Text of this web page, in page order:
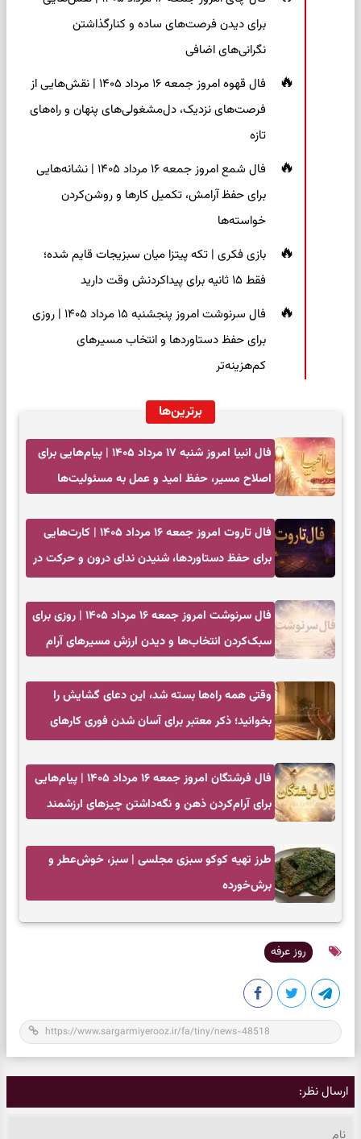
برای دیدن فرصت‌های ساده و کنارگذاشتن
نگرانی‌های اضافی
فال قهوه امروز جمعه ۱۶ مرداد ۱۴۰۵ | نقش‌هایی از
فرصت‌های نزدیک، دل‌مشغولی‌های پنهان و راه‌های
تازه
فال شمع امروز جمعه ۱۶ مرداد ۱۴۰۵ | نشانه‌هایی
برای حفظ آرامش، تکمیل کارها و روشن‌کردن
خواسته‌ها
بازی فکری | تکه پیتزا میان سبزیجات قایم شده؛
فقط ۱۵ ثانیه برای پیداکردنش وقت دارید
فال سرنوشت امروز پنجشنبه ۱۵ مرداد ۱۴۰۵ | روزی
برای حفظ دستاوردها و انتخاب مسیرهای
کم‌هزینه‌تر
برترین‌ها
فال انبیا امروز شنبه ۱۷ مرداد ۱۴۰۵ | پیام‌هایی برای
اصلاح مسیر، حفظ امید و عمل به مسئولیت‌ها
فال تاروت امروز جمعه ۱۶ مرداد ۱۴۰۵ | کارت‌هایی
برای حفظ دستاوردها، شنیدن ندای درون و حرکت در
فال سرنوشت امروز جمعه ۱۶ مرداد ۱۴۰۵ | روزی برای
سبک‌کردن انتخاب‌ها و دیدن ارزش مسیرهای آرام
وقتی همه راه‌ها بسته شد، این دعای گشایش را
بخوانید؛ ذکر معتبر برای آسان شدن فوری کارهای
فال فرشتگان امروز جمعه ۱۶ مرداد ۱۴۰۵ | پیام‌هایی
برای آرام‌کردن ذهن و نگه‌داشتن چیزهای ارزشمند
طرز تهیه کوکو سبزی مجلسی | سبز، خوش‌عطر و
برش‌خورده
روز عرفه
ارسال نظر: